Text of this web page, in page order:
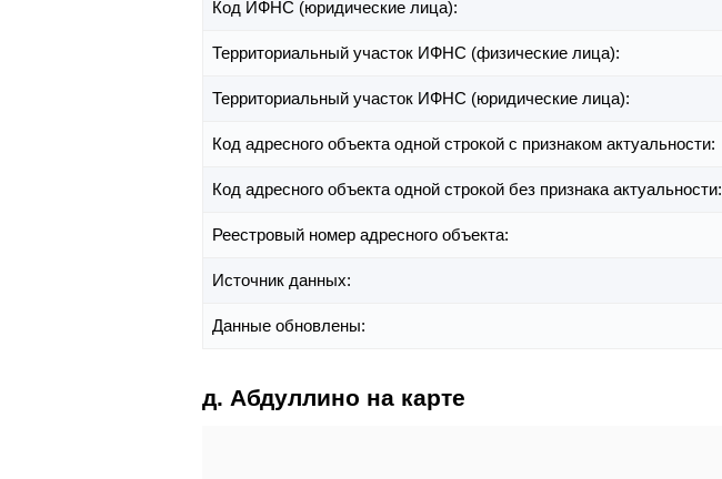
Код ИФНС (юридические лица):
Территориальный участок ИФНС (физические лица):
Территориальный участок ИФНС (юридические лица):
Код адресного объекта одной строкой с признаком актуальности:
Код адресного объекта одной строкой без признака актуальности:
Реестровый номер адресного объекта:
Источник данных:
Данные обновлены:
д. Абдуллино на карте